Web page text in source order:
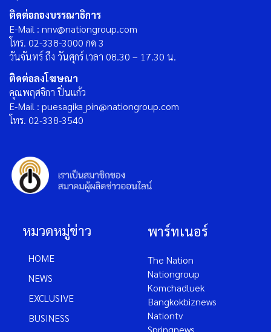
ติดต่อกองบรรณาธิการ
E-Mail : nnv@nationgroup.com
โทร. 02-338-3000 กด 3
วันจันทร์ ถึง วันศุกร์ เวลา 08.30 – 17.30 น.
ติดต่อลงโฆษณา
คุณพฤศจิกา ปิ่นแก้ว
E-Mail : puesagika_pin@nationgroup.com
โทร. 02-338-3540
หมวดหมู่ข่าว
HOME
NEWS
EXCLUSIVE
BUSINESS
พาร์ทเนอร์
The Nation
Nationgroup
Komchadluek
Bangkokbiznews
Nationtv
Springnews